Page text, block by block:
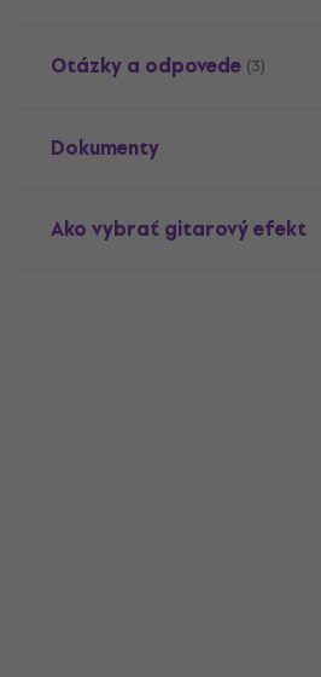
Otázky a odpovede (3)
Dokumenty
Ako vybrať gitarový efekt